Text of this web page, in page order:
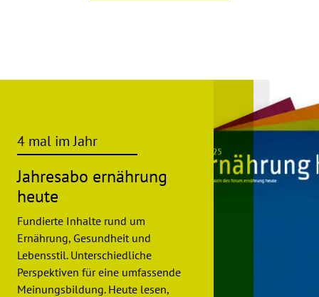
4 mal im Jahr
Jahresabo ernährung
heute
Fundierte Inhalte rund um
Ernährung, Gesundheit und
Lebensstil. Unterschiedliche
Perspektiven für eine umfassende
Meinungsbildung. Heute lesen,